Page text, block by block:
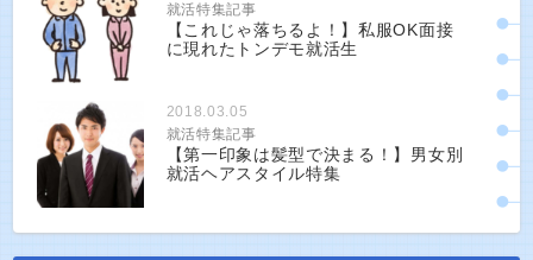
就活特集記事
【これじゃ落ちるよ！】私服OK面接
に現れたトンデモ就活生
2018.03.05
就活特集記事
【第一印象は髪型で決まる！】男女別
就活ヘアスタイル特集